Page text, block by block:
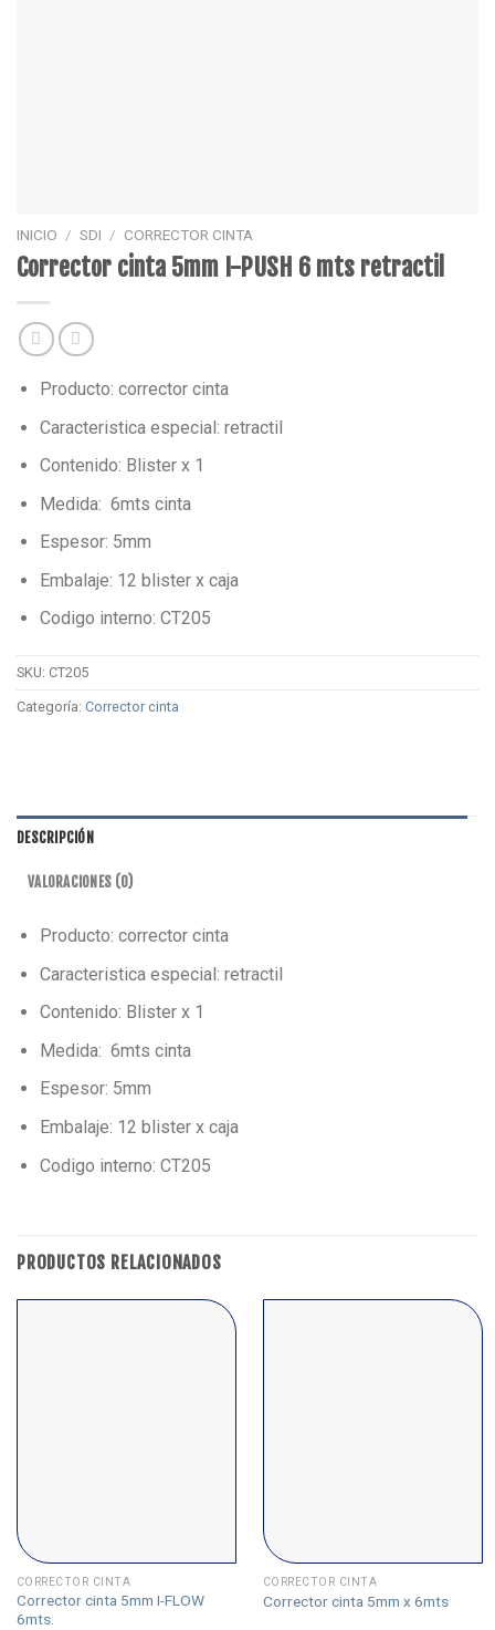
INICIO / SDI / CORRECTOR CINTA
Corrector cinta 5mm I-PUSH 6 mts retractil
Producto: corrector cinta
Caracteristica especial: retractil
Contenido: Blister x 1
Medida: 6mts cinta
Espesor: 5mm
Embalaje: 12 blister x caja
Codigo interno: CT205
SKU: CT205
Categoría: Corrector cinta
DESCRIPCIÓN
VALORACIONES (0)
Producto: corrector cinta
Caracteristica especial: retractil
Contenido: Blister x 1
Medida: 6mts cinta
Espesor: 5mm
Embalaje: 12 blister x caja
Codigo interno: CT205
PRODUCTOS RELACIONADOS
CORRECTOR CINTA
Corrector cinta 5mm I-FLOW
6mts.
CORRECTOR CINTA
Corrector cinta 5mm x 6mts